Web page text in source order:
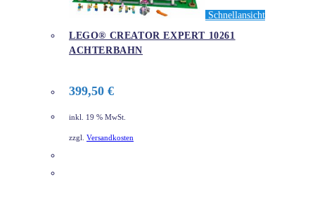
Schnellansicht
LEGO® CREATOR EXPERT 10261
ACHTERBAHN
399,50 €
inkl. 19 % MwSt.
zzgl. Versandkosten